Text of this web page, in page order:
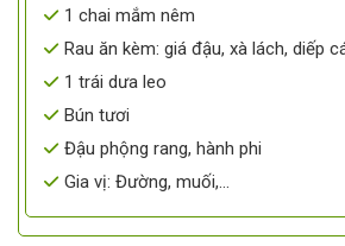
1 chai mắm nêm
Rau ăn kèm: giá đậu, xà lách, diếp
1 trái dưa leo
Bún tươi
Đậu phộng rang, hành phi
Gia vị: Đường, muối,…